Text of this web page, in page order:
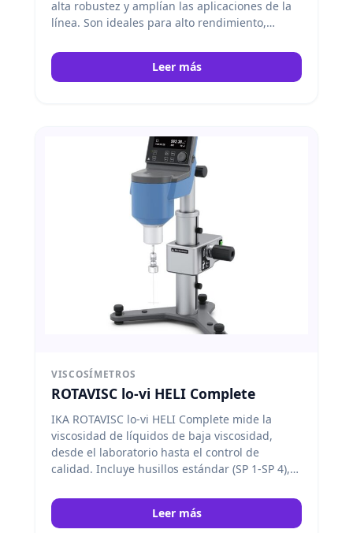
alta robustez y amplían las aplicaciones de la
línea. Son ideales para alto rendimiento,
exigentes. IKA
Leer más
VISCOSÍMETROS
ROTAVISC lo-vi HELI Complete
IKA ROTAVISC lo-vi HELI Complete mide la
viscosidad de líquidos de baja viscosidad,
desde el laboratorio hasta el control de
calidad. Incluye husillos estándar (SP 1-SP 4),
conectores y soporte HELISTAND. IKA
Leer más